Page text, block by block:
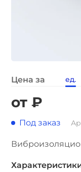
Цена за ед.
от ₽
Под заказ